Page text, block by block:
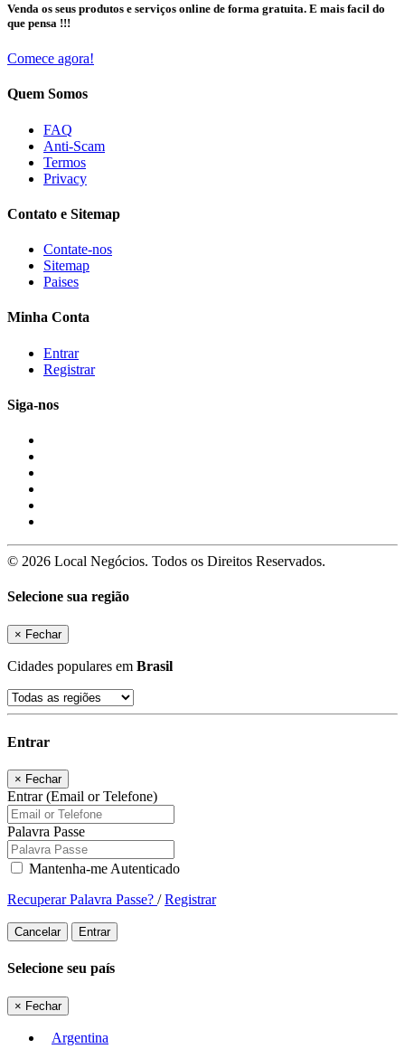
Venda os seus produtos e serviços online de forma gratuita. E mais facil do
que pensa !!!
Comece agora!
Quem Somos
FAQ
Anti-Scam
Termos
Privacy
Contato e Sitemap
Contate-nos
Sitemap
Paises
Minha Conta
Entrar
Registrar
Siga-nos
© 2026 Local Negócios. Todos os Direitos Reservados.
Selecione sua região
× Fechar
Cidades populares em Brasil
Entrar
× Fechar
Entrar (Email or Telefone)
Palavra Passe
Mantenha-me Autenticado
Recuperar Palavra Passe? /Registrar
Cancelar Entrar
Selecione seu país
× Fechar
Argentina